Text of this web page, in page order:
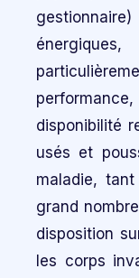
disponibilité
usés et
maladie, tant
grand
disposition
les corps